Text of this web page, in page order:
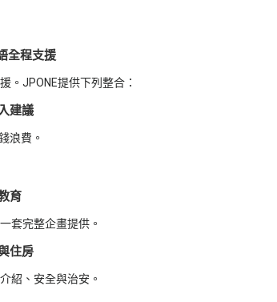
全程支援
。JPONE提供下列整合：
建議
浪費。
育
套完整企畫提供。
住房
紹、安全與治安。